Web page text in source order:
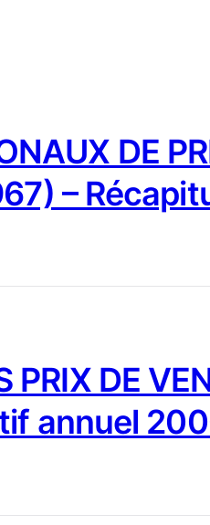
DE
–
PRIX DE
annuel